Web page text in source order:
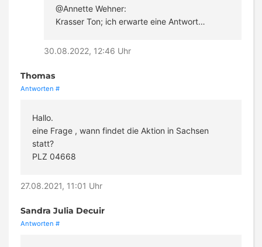
@Annette Wehner:
Krasser Ton; ich erwarte eine Antwort…
30.08.2022, 12:46 Uhr
Thomas
Antworten #
Hallo.
eine Frage , wann findet die Aktion in Sachsen
statt?
PLZ 04668
27.08.2021, 11:01 Uhr
Sandra Julia Decuir
Antworten #